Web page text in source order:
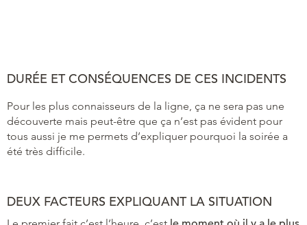
DURÉE ET CONSÉQUENCES DE CES INCIDENTS
Pour les plus connaisseurs de la ligne, ça ne sera pas une
découverte mais peut-être que ça n’est pas évident pour
tous aussi je me permets d’expliquer pourquoi la soirée a
été très difficile.
DEUX FACTEURS EXPLIQUANT LA SITUATION